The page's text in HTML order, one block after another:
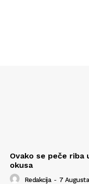
Ovako se peče riba
okusa
Redakcija - 7